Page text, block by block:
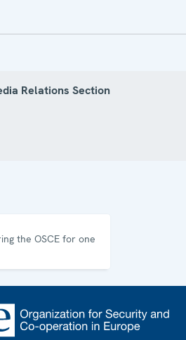
Relations Section
the OSCE for one